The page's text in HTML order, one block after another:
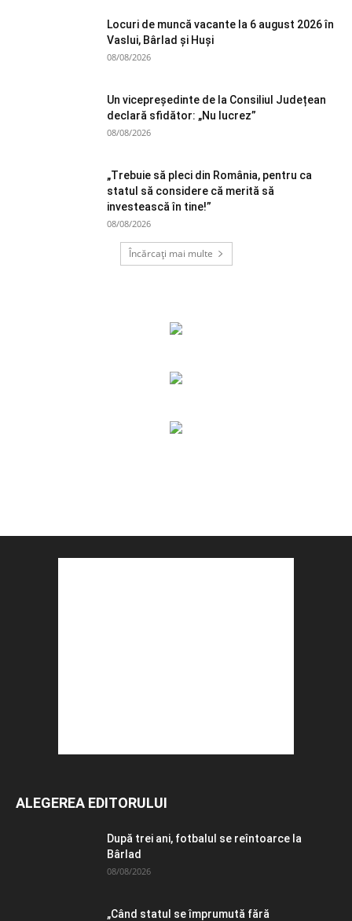
Locuri de muncă vacante la 6 august 2026 în
Vaslui, Bârlad și Huși
08/08/2026
Un vicepreședinte de la Consiliul Județean
declară sfidător: „Nu lucrez”
08/08/2026
„Trebuie să pleci din România, pentru ca
statul să considere că merită să
investească în tine!”
08/08/2026
Încărcați mai multe
ALEGEREA EDITORULUI
După trei ani, fotbalul se reîntoarce la
Bârlad
08/08/2026
„Când statul se împrumută fără